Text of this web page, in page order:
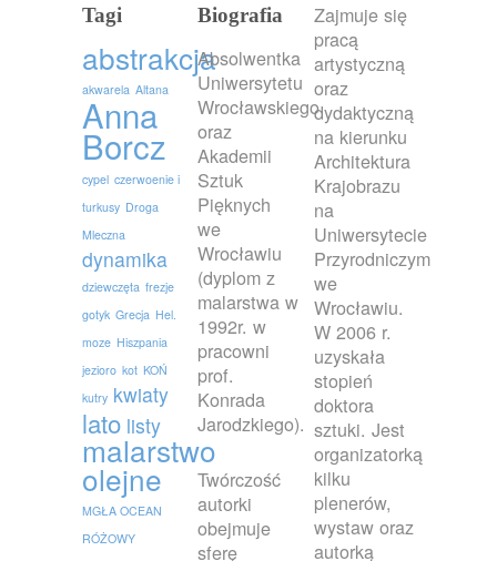
Tagi
abstrakcja
akwarela Altana
Anna
Borcz
cypel czerwoenie i
turkusy Droga
Mleczna
dynamika
dziewczęta frezje
gotyk Grecja Hel.
moze Hiszpania
jezioro kot KOŃ
kutry kwiaty
lato listy
malarstwo
olejne
MGŁA OCEAN
RÓŻOWY
Biografia
Absolwentka
Uniwersytetu
Wrocławskiego
oraz
Akademii
Sztuk
Pięknych
we
Wrocławiu
(dyplom z
malarstwa w
1992r. w
pracowni
prof.
Konrada
Jarodzkiego).
Twórczość
autorki
obejmuje
sferę
Zajmuje się
pracą
artystyczną
oraz
dydaktyczną
na kierunku
Architektura
Krajobrazu
na
Uniwersytecie
Przyrodniczym
we
Wrocławiu.
W 2006 r.
uzyskała
stopień
doktora
sztuki. Jest
organizatorką
kilku
plenerów,
wystaw oraz
autorką